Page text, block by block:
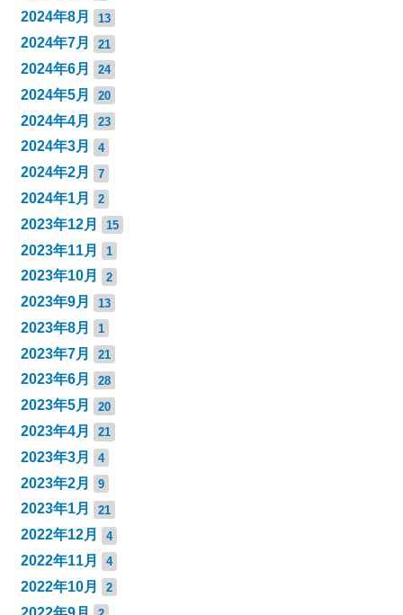
2024年8月 13
2024年7月 21
2024年6月 24
2024年5月 20
2024年4月 23
2024年3月 4
2024年2月 7
2024年1月 2
2023年12月 15
2023年11月 1
2023年10月 2
2023年9月 13
2023年8月 1
2023年7月 21
2023年6月 28
2023年5月 20
2023年4月 21
2023年3月 4
2023年2月 9
2023年1月 21
2022年12月 4
2022年11月 4
2022年10月 2